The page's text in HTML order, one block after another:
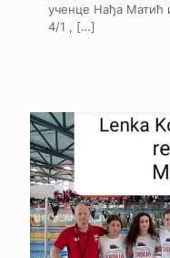
ученце Нађа Матић
4/1 , […]